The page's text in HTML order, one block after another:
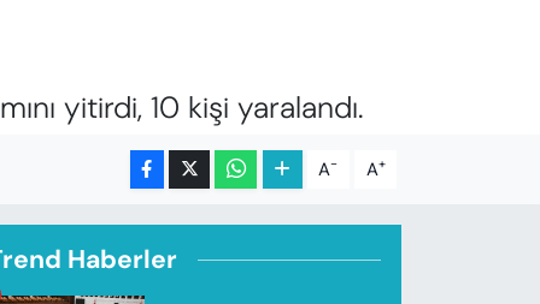
yitirdi, 10 kişi yaralandı.
A- A+
Haberler